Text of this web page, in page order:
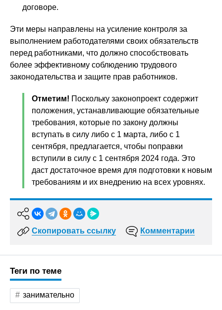
договоре.
Эти меры направлены на усиление контроля за
выполнением работодателями своих обязательств
перед работниками, что должно способствовать
более эффективному соблюдению трудового
законодательства и защите прав работников.
Отметим! Поскольку законопроект содержит
положения, устанавливающие обязательные
требования, которые по закону должны
вступать в силу либо с 1 марта, либо с 1
сентября, предлагается, чтобы поправки
вступили в силу с 1 сентября 2024 года. Это
даст достаточное время для подготовки к новым
требованиям и их внедрению на всех уровнях.
Скопировать ссылку Комментарии
Теги по теме
занимательно